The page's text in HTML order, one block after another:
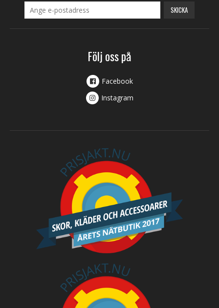
SKICKA
Följ oss på
Facebook
Instagram